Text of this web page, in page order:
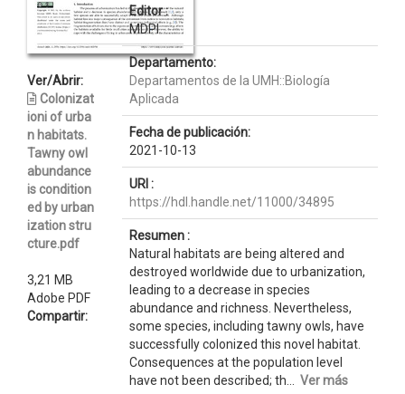
Ver/Abrir:
Colonizat
ioni of urba
n habitats.
Tawny owl
abundance
is condition
ed by urban
ization stru
cture.pdf
3,21 MB
Adobe PDF
Compartir:
Editor :
MDPI
Departamento:
Departamentos de la UMH::Biología
Aplicada
Fecha de publicación:
2021-10-13
URI :
https://hdl.handle.net/11000/34895
Resumen :
Natural habitats are being altered and
destroyed worldwide due to urbanization,
leading to a decrease in species
abundance and richness. Nevertheless,
some species, including tawny owls, have
successfully colonized this novel habitat.
Consequences at the population level
have not been described; th... Ver más